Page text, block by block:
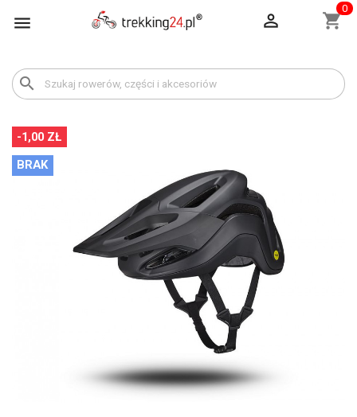
 shopping_cart
0

search
-1,00 ZŁ
BRAK